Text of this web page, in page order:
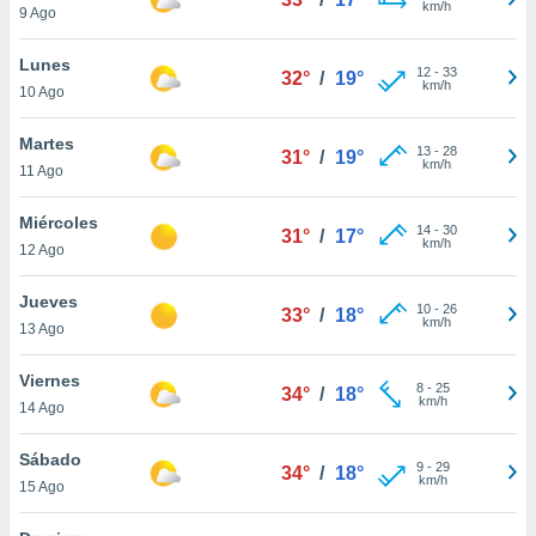
y
más
nuestra
y
de
disponible
cookies
9 Ago
km/h
Lunes
10 Ago
32° / 19° 12- 33
km/h
Martes
11 Ago
31° / 19° 13- 28
km/h
Miércoles
12 Ago
31° / 17° 14- 30
km/h
Jueves
13 Ago
33° / 18° 10- 26
km/h
Viernes
14 Ago
34° / 18° 8- 25
km/h
Sábado
15 Ago
34° / 18° 9- 29
km/h